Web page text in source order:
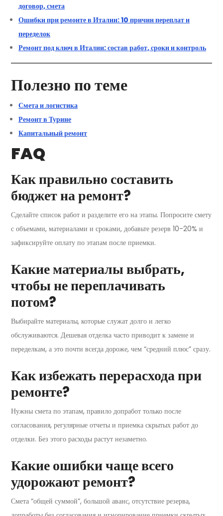
договор, смета
Ошибки при ремонте в Италии: 10 причин переплат и
переделок
Ремонт под ключ в Италии: состав работ, сроки и контроль
Полезно по теме
Смета и логистика
Ремонт в Турине
Капитальный ремонт
FAQ
Как правильно составить
бюджет на ремонт?
Сделайте список работ и разделите его на этапы. Попросите смету
с объемами, материалами и сроками, добавьте резерв 10-20% и
зафиксируйте оплату по этапам после приемки.
Какие материалы выбрать,
чтобы не переплачивать
потом?
Выбирайте материалы, которые служат долго и легко
обслуживаются. Дешевая отделка часто приводит к замене и
переделкам, а это почти всегда дороже, чем “средний плюс” сразу.
Как избежать перерасхода при
ремонте?
Нужны смета по этапам, правило допработ только после
согласования, регулярные отчеты и приемка скрытых работ до
отделки. Без этого расходы растут незаметно.
Какие ошибки чаще всего
удорожают ремонт?
Смета “общей суммой”, большой аванс, отсутствие резерва,